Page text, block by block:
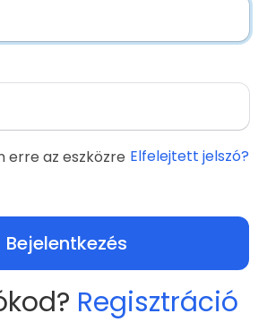
erre az eszközre Elfelejtett jelszó?
Bejelentkezés
Regisztráció